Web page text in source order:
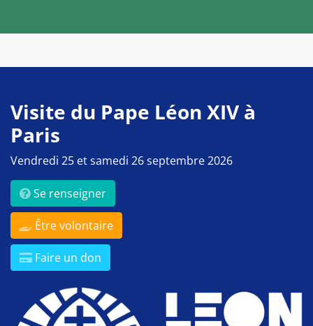
Visite du Pape Léon XIV à
Paris
Vendredi 25 et samedi 26 septembre 2026
Se renseigner
Être volontaire
Faire un don